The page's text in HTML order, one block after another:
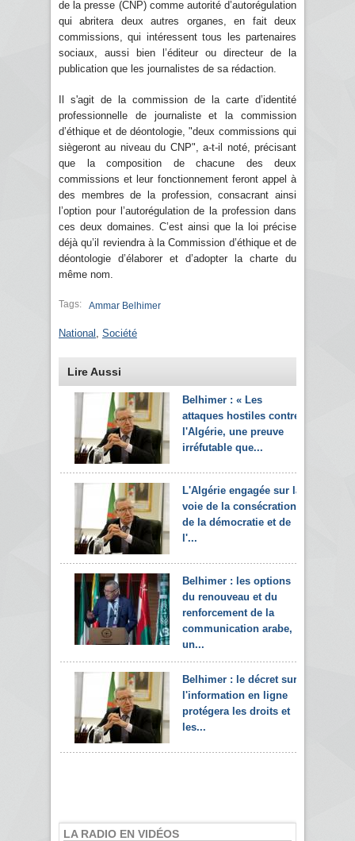
de la presse (CNP) comme autorité d’autorégulation
qui abritera deux autres organes, en fait deux
commissions, qui intéressent tous les partenaires
sociaux, aussi bien l’éditeur ou directeur de la
publication que les journalistes de sa rédaction.
Il s'agit de la commission de la carte d’identité
professionnelle de journaliste et la commission
d’éthique et de déontologie, "deux commissions qui
siègeront au niveau du CNP", a-t-il noté, précisant
que la composition de chacune des deux
commissions et leur fonctionnement feront appel à
des membres de la profession, consacrant ainsi
l’option pour l’autorégulation de la profession dans
ces deux domaines. C’est ainsi que la loi précise
déjà qu’il reviendra à la Commission d’éthique et de
déontologie d’élaborer et d’adopter la charte du
même nom.
Tags: Ammar Belhimer
National Société
Lire Aussi
Belhimer : « Les
attaques hostiles contre
l'Algérie, une preuve
irréfutable que...
L'Algérie engagée sur la
voie de la consécration
de la démocratie et de
l'...
Belhimer : les options
du renouveau et du
renforcement de la
communication arabe,
un...
Belhimer : le décret sur
l'information en ligne
protégera les droits et
les...
LA RADIO EN VIDÉOS